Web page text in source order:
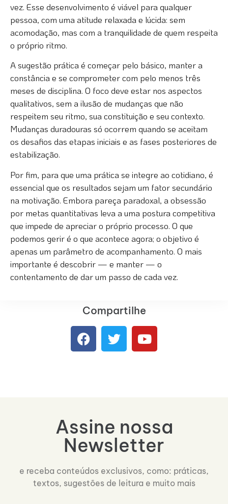
vez. Esse desenvolvimento é viável para qualquer
pessoa, com uma atitude relaxada e lúcida: sem
acomodação, mas com a tranquilidade de quem respeita
o próprio ritmo.
A sugestão prática é começar pelo básico, manter a
constância e se comprometer com pelo menos três
meses de disciplina. O foco deve estar nos aspectos
qualitativos, sem a ilusão de mudanças que não
respeitem seu ritmo, sua constituição e seu contexto.
Mudanças duradouras só ocorrem quando se aceitam
os desafios das etapas iniciais e as fases posteriores de
estabilização.
Por fim, para que uma prática se integre ao cotidiano, é
essencial que os resultados sejam um fator secundário
na motivação. Embora pareça paradoxal, a obsessão
por metas quantitativas leva a uma postura competitiva
que impede de apreciar o próprio processo. O que
podemos gerir é o que acontece agora; o objetivo é
apenas um parâmetro de acompanhamento. O mais
importante é descobrir — e manter — o
contentamento de dar um passo de cada vez.
Compartilhe
Assine nossa
Newsletter
e receba conteúdos exclusivos, como: práticas,
textos, sugestões de leitura e muito mais